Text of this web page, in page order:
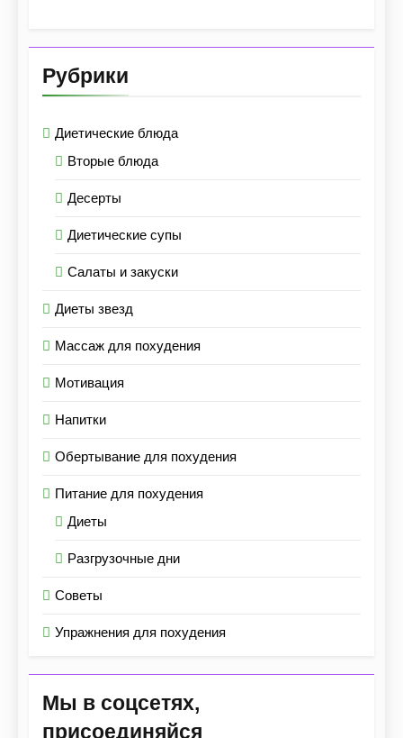
Рубрики
Диетические блюда
Вторые блюда
Десерты
Диетические супы
Салаты и закуски
Диеты звезд
Массаж для похудения
Мотивация
Напитки
Обертывание для похудения
Питание для похудения
Диеты
Разгрузочные дни
Советы
Упражнения для похудения
Мы в соцсетях,
присоединяйся